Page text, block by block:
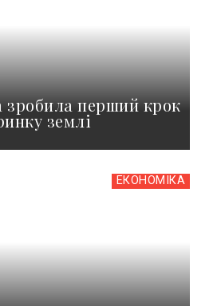
зробила перший крок
землі
ЕКОНОМІКА